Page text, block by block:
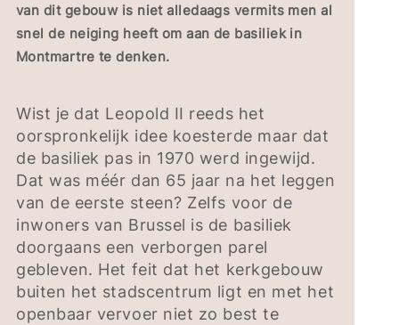
van dit gebouw is niet alledaags vermits men al
snel de neiging heeft om aan de basiliek in
Montmartre te denken.
Wist je dat Leopold II reeds het
oorspronkelijk idee koesterde maar dat
de basiliek pas in 1970 werd ingewijd.
Dat was méér dan 65 jaar na het leggen
van de eerste steen? Zelfs voor de
inwoners van Brussel is de basiliek
doorgaans een verborgen parel
gebleven. Het feit dat het kerkgebouw
buiten het stadscentrum ligt en met het
openbaar vervoer niet zo best te